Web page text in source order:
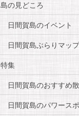
島の見どころ
日間賀島のイベント
日間賀島ぶらりマップ
特集
日間賀島のおすすめ
日間賀島のパワース